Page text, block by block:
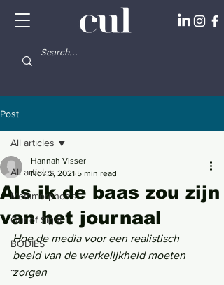
Post
All articles
Metamorphosis
Out of Sight
BODIES
...
All articles
Als ik de baas zou zijn
van het journaal
Hannah Visser
Nov 2, 2021 5 min read
Hoe de media voor een realistisch
beeld van de werkelijkheid moeten
zorgen